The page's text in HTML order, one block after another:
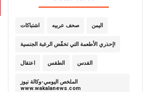
اشتباكات صحف عربيه اليمن
إحذري الأطعمة التي تخفّض الرغبة الجنسية!
اعتقال الطقس القدس
الملخص اليومي-وكالة نيوز
www.wakalanews.com